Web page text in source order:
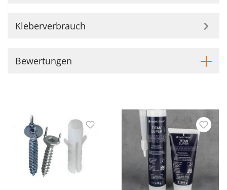
Kleberverbrauch
Bewertungen